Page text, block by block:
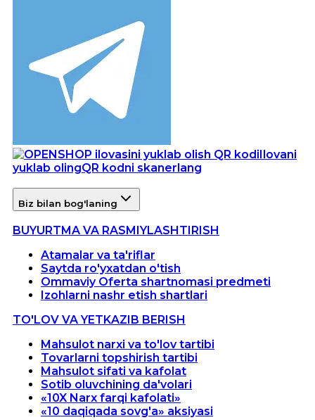
Ilovani
yuklab olingQR kodni skanerlang
Biz bilan bog'laning
BUYURTMA VA RASMIYLASHTIRISH
Atamalar va ta'riflar
Saytda ro'yxatdan o'tish
Ommaviy Oferta shartnomasi predmeti
Izohlarni nashr etish shartlari
TO'LOV VA YETKAZIB BERISH
Mahsulot narxi va to'lov tartibi
Tovarlarni topshirish tartibi
Mahsulot sifati va kafolat
Sotib oluvchining da'volari
«10X Narx farqi kafolati»
«10 daqiqada sovg'a» aksiyasi